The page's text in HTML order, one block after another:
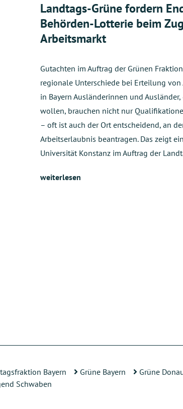
Landtags-Grüne fordern
Behörden-Lotterie beim
Arbeitsmarkt
Gutachten im Auftrag der Grünen
regionale Unterschiede bei Erteilung
in Bayern Ausländerinnen und
wollen, brauchen nicht nur
– oft ist auch der Ort entscheidend, an
Arbeitserlaubnis beantragen. Das zeigt
Universität Konstanz im Auftrag der
weiterlesen
Bayern Grüne Bayern
Grüne
Schwaben